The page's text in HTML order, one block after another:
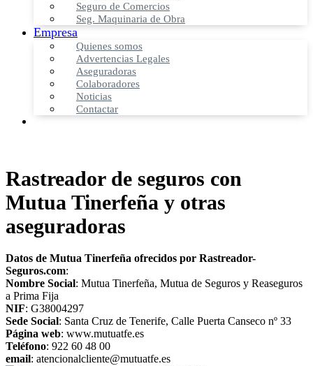
Seguro de Comercios
Seg. Maquinaria de Obra
Empresa
Quienes somos
Advertencias Legales
Aseguradoras
Colaboradores
Noticias
Contactar
Rastreador de seguros con
Mutua Tinerfeña y otras
aseguradoras
Datos de Mutua Tinerfeña ofrecidos por Rastreador-
Seguros.com:
Nombre Social: Mutua Tinerfeña, Mutua de Seguros y Reaseguros
a Prima Fija
NIF: G38004297
Sede Social: Santa Cruz de Tenerife, Calle Puerta Canseco nº 33
Página web: www.mutuatfe.es
Teléfono: 922 60 48 00
email: atencionalcliente@mutuatfe.es